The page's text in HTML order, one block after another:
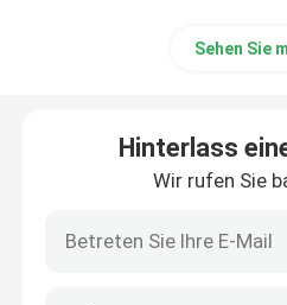
Sehen Sie
Hinterlass
Wir rufen Sie